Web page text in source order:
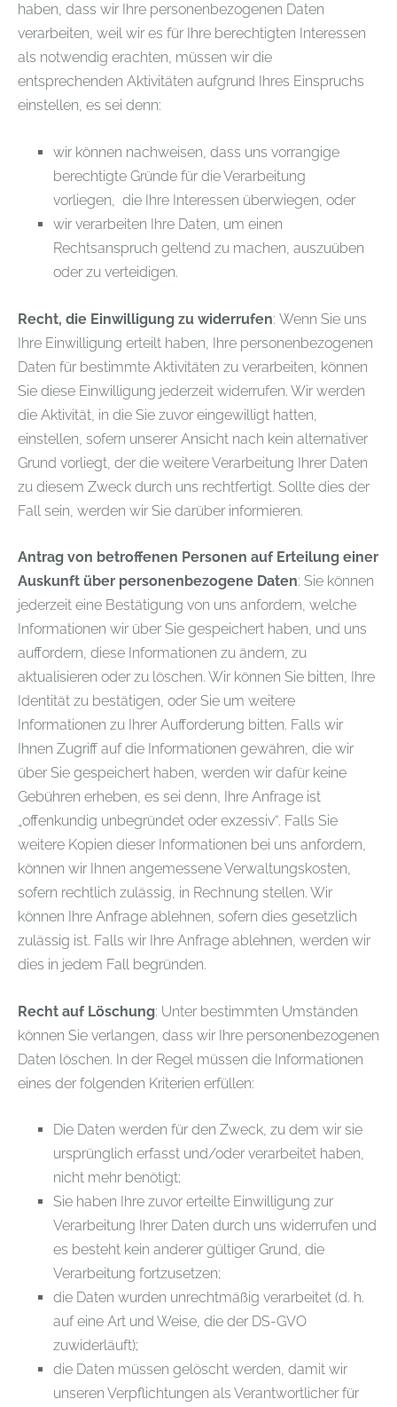
haben, dass wir Ihre personenbezogenen Daten
verarbeiten, weil wir es für Ihre berechtigten Interessen
als notwendig erachten, müssen wir die
entsprechenden Aktivitäten aufgrund Ihres Einspruchs
einstellen, es sei denn:
wir können nachweisen, dass uns vorrangige
berechtigte Gründe für die Verarbeitung
vorliegen, die Ihre Interessen überwiegen, oder
wir verarbeiten Ihre Daten, um einen
Rechtsanspruch geltend zu machen, auszuüben
oder zu verteidigen.
Recht, die Einwilligung zu widerrufen: Wenn Sie uns
Ihre Einwilligung erteilt haben, Ihre personenbezogenen
Daten für bestimmte Aktivitäten zu verarbeiten, können
Sie diese Einwilligung jederzeit widerrufen. Wir werden
die Aktivität, in die Sie zuvor eingewilligt hatten,
einstellen, sofern unserer Ansicht nach kein alternativer
Grund vorliegt, der die weitere Verarbeitung Ihrer Daten
zu diesem Zweck durch uns rechtfertigt. Sollte dies der
Fall sein, werden wir Sie darüber informieren.
Antrag von betroffenen Personen auf Erteilung einer
Auskunft über personenbezogene Daten: Sie können
jederzeit eine Bestätigung von uns anfordern, welche
Informationen wir über Sie gespeichert haben, und uns
auffordern, diese Informationen zu ändern, zu
aktualisieren oder zu löschen. Wir können Sie bitten, Ihre
Identität zu bestätigen, oder Sie um weitere
Informationen zu Ihrer Aufforderung bitten. Falls wir
Ihnen Zugriff auf die Informationen gewähren, die wir
über Sie gespeichert haben, werden wir dafür keine
Gebühren erheben, es sei denn, Ihre Anfrage ist
„offenkundig unbegründet oder exzessiv“. Falls Sie
weitere Kopien dieser Informationen bei uns anfordern,
können wir Ihnen angemessene Verwaltungskosten,
sofern rechtlich zulässig, in Rechnung stellen. Wir
können Ihre Anfrage ablehnen, sofern dies gesetzlich
zulässig ist. Falls wir Ihre Anfrage ablehnen, werden wir
dies in jedem Fall begründen.
Recht auf Löschung: Unter bestimmten Umständen
können Sie verlangen, dass wir Ihre personenbezogenen
Daten löschen. In der Regel müssen die Informationen
eines der folgenden Kriterien erfüllen:
Die Daten werden für den Zweck, zu dem wir sie
ursprünglich erfasst und/oder verarbeitet haben,
nicht mehr benötigt;
Sie haben Ihre zuvor erteilte Einwilligung zur
Verarbeitung Ihrer Daten durch uns widerrufen und
es besteht kein anderer gültiger Grund, die
Verarbeitung fortzusetzen;
die Daten wurden unrechtmäßig verarbeitet (d. h.
auf eine Art und Weise, die der DS-GVO
zuwiderläuft);
die Daten müssen gelöscht werden, damit wir
unseren Verpflichtungen als Verantwortlicher für